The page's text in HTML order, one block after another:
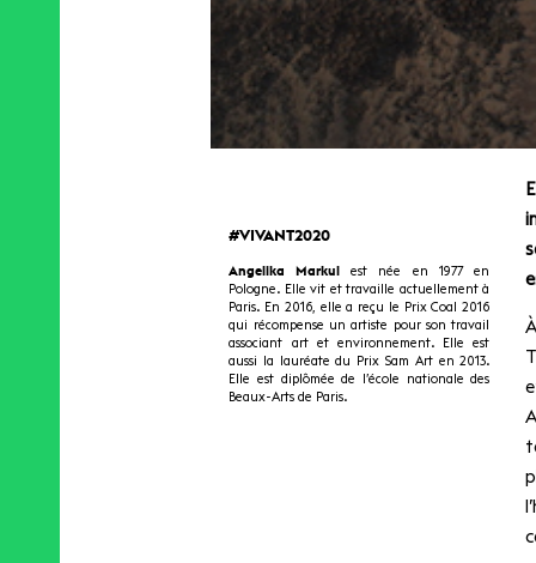
#VIVANT2020
Angelika Markul
est née en 1977 en
Pologne. Elle vit et travaille actuellement à
Paris. En 2016, elle a reçu le Prix Coal 2016
qui récompense un artiste pour son travail
associant art et environnement. Elle est
aussi la lauréate du Prix Sam Art en 2013.
Elle est diplômée de l’école nationale des
Beaux-Arts de Paris.